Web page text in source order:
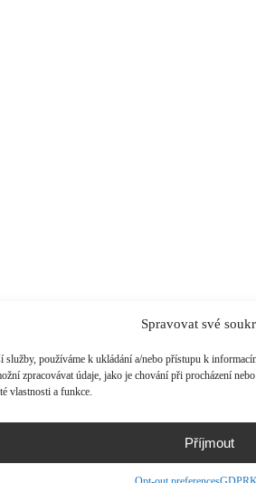
Spravovat své
používáme k ukládání a/nebo přístupu k
zpracovávat údaje, jako je chování při procházení
vlastnosti a funkce.
Příjmout